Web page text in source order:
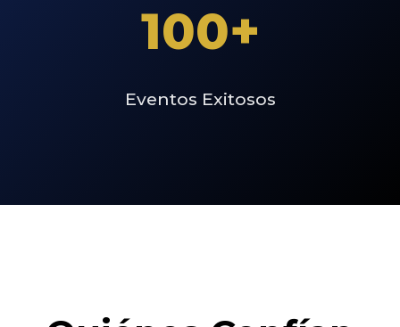
100+
Eventos Exitosos